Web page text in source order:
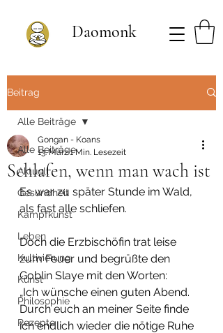
Daomonk
Beitrag
Alle Beiträge
Aktuell
Gesundheit
Kampfkunst
Leben
Kultivierung
Kunst
Philosophie
Rezepte
Alle Beiträge
Schlafen, wenn man wach ist
Gongan - Koans
13. März1 Min. Lesezeit
Es war zu später Stunde im Wald,
als fast alle schliefen.
Doch die Erzbischöfin trat leise
zum Feuer und begrüßte den
Goblin Slaye mit den Worten:
„Ich wünsche einen guten Abend.
Durch euch an meiner Seite finde
ich endlich wieder die nötige Ruhe